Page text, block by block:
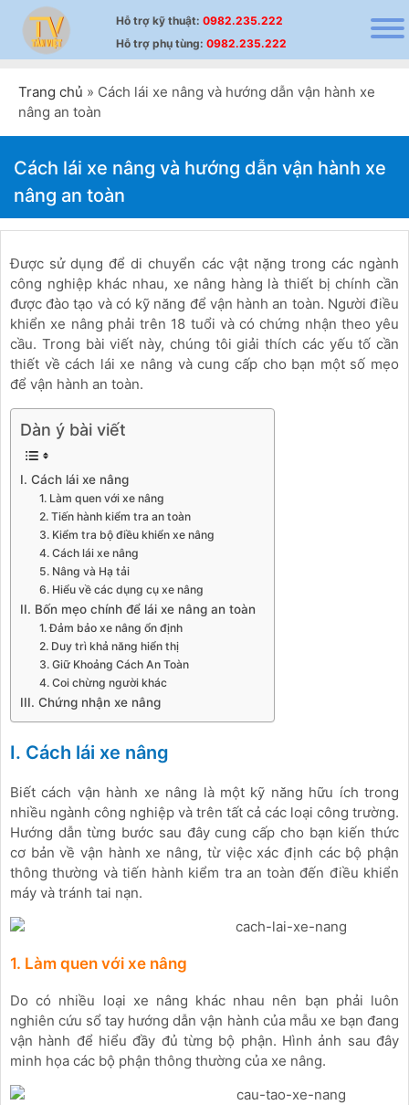
Hỗ trợ kỹ thuật: 0982.235.222
Hỗ trợ phụ tùng: 0982.235.222
Trang chủ » Cách lái xe nâng và hướng dẫn vận hành xe
nâng an toàn
Cách lái xe nâng và hướng dẫn vận hành xe
nâng an toàn
Được sử dụng để di chuyển các vật nặng trong các ngành
công nghiệp khác nhau, xe nâng hàng là thiết bị chính cần
được đào tạo và có kỹ năng để vận hành an toàn. Người điều
khiển xe nâng phải trên 18 tuổi và có chứng nhận theo yêu
cầu. Trong bài viết này, chúng tôi giải thích các yếu tố cần
thiết về cách lái xe nâng và cung cấp cho bạn một số mẹo
để vận hành an toàn.
Dàn ý bài viết
I. Cách lái xe nâng
1. Làm quen với xe nâng
2. Tiến hành kiểm tra an toàn
3. Kiểm tra bộ điều khiển xe nâng
4. Cách lái xe nâng
5. Nâng và Hạ tải
6. Hiểu về các dụng cụ xe nâng
II. Bốn mẹo chính để lái xe nâng an toàn
1. Đảm bảo xe nâng ổn định
2. Duy trì khả năng hiển thị
3. Giữ Khoảng Cách An Toàn
4. Coi chừng người khác
III. Chứng nhận xe nâng
I. Cách lái xe nâng
Biết cách vận hành xe nâng là một kỹ năng hữu ích trong
nhiều ngành công nghiệp và trên tất cả các loại công trường.
Hướng dẫn từng bước sau đây cung cấp cho bạn kiến ​​thức
cơ bản về vận hành xe nâng, từ việc xác định các bộ phận
thông thường và tiến hành kiểm tra an toàn đến điều khiển
máy và tránh tai nạn.
1. Làm quen với xe nâng
Do có nhiều loại xe nâng khác nhau nên bạn phải luôn
nghiên cứu sổ tay hướng dẫn vận hành của mẫu xe bạn đang
vận hành để hiểu đầy đủ từng bộ phận. Hình ảnh sau đây
minh họa các bộ phận thông thường của xe nâng.